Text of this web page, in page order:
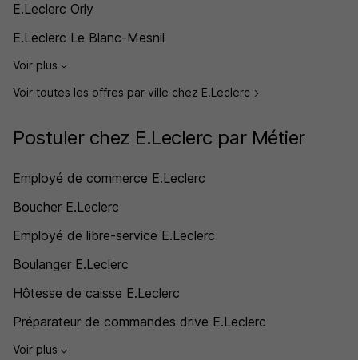
E.Leclerc Orly
E.Leclerc Le Blanc-Mesnil
Voir plus
Voir toutes les offres par ville chez E.Leclerc
Postuler chez E.Leclerc par Métier
Employé de commerce E.Leclerc
Boucher E.Leclerc
Employé de libre-service E.Leclerc
Boulanger E.Leclerc
Hôtesse de caisse E.Leclerc
Préparateur de commandes drive E.Leclerc
Voir plus